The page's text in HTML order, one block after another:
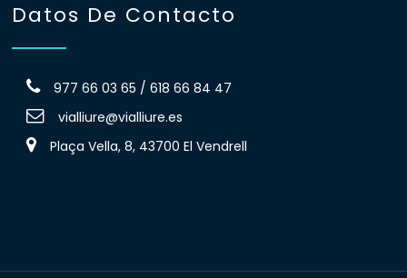
Datos De Contacto
977 66 03 65 / 618 66 84 47
vialliure@vialliure.es
Plaça Vella, 8, 43700 El Vendrell